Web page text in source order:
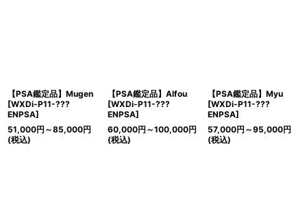
【PSA鑑定品】Mugen
[WXDi-P11-???
ENPSA]
51,000円 ～85,000円
(税込)
【PSA鑑定品】Alfou
[WXDi-P11-???
ENPSA]
60,000円 ～100,000円
(税込)
【PSA鑑定品】Myu
[WXDi-P11-???
ENPSA]
57,000円 ～95,000円
(税込)